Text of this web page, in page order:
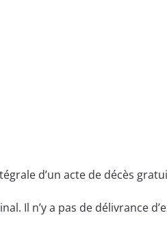
d’un acte de décès
Il n’y a pas de délivrance